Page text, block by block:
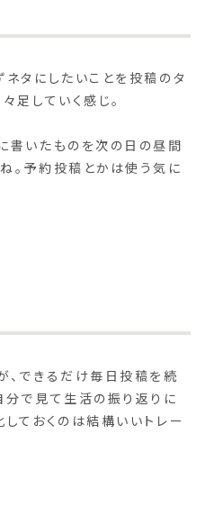
タにしたいことを投稿のタ
足していく感じ。
書いたものを次の日の昼間
。予約投稿とかは使う気に
、できるだけ毎日投稿を続
分で見て生活の振り返りに
ておくのは結構いいトレー